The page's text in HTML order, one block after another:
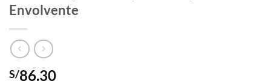
Envolvente
S/86.30